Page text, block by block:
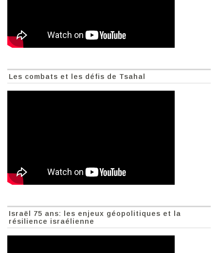
Les combats et les défis de Tsahal
Israël 75 ans: les enjeux géopolitiques et la
résilience israélienne